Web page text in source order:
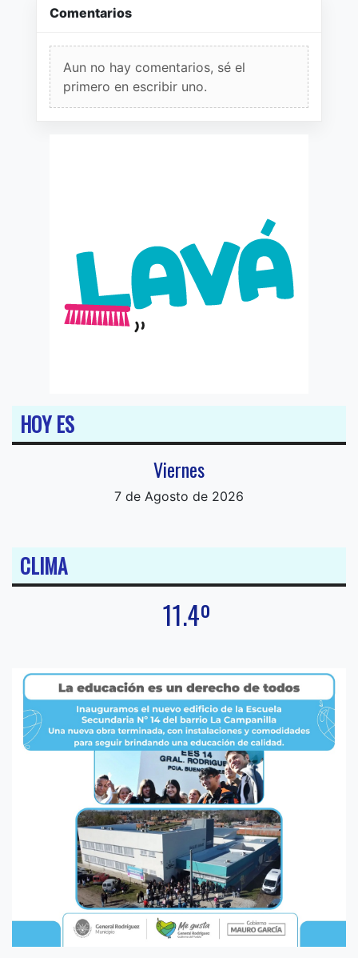
Comentarios
Aun no hay comentarios, sé el
primero en escribir uno.
HOY ES
Viernes
7 de Agosto de 2026
CLIMA
11.4º